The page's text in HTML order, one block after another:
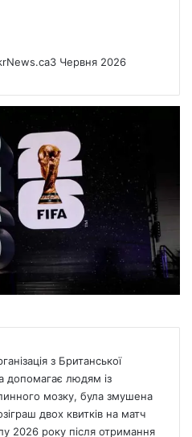
3 Червня 2026
з Британської
допомагає людям із
мозку, була змушена
двох квитків на матч
2026 року після отримання